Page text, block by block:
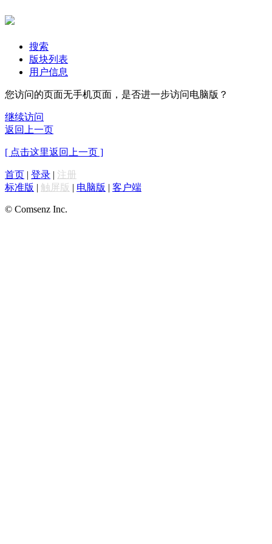
搜索
版块列表
用户信息
您访问的页面无手机页面，是否进一步访问电脑版？
继续访问
返回上一页
[ 点击这里返回上一页 ]
首页 | 登录 | 注册
标准版 | 触屏版 | 电脑版 | 客户端
© Comsenz Inc.